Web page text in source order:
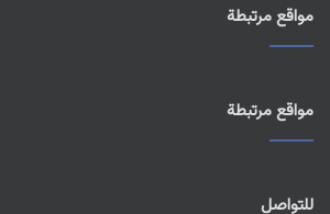
مواقع مرتبطة
مواقع مرتبطة
للتواصل